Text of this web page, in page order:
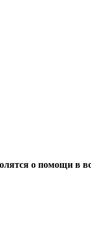
о помощи в